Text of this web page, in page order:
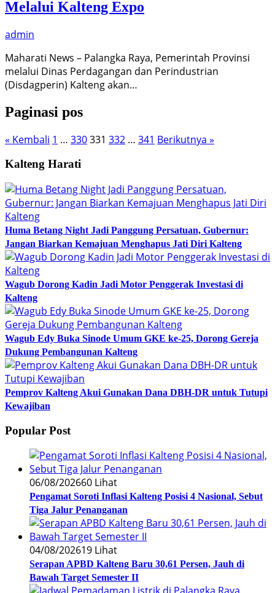
Melalui Kalteng Expo
admin
Maharati News – Palangka Raya, Pemerintah Provinsi
melalui Dinas Perdagangan dan Perindustrian
(Disdagperin) Kalteng akan…
Paginasi pos
« Kembali 1 … 330331 332 … 341 Berikutnya »
Kalteng Harati
Huma Betang Night Jadi Panggung Persatuan, Gubernur:
Jangan Biarkan Kemajuan Menghapus Jati Diri Kalteng
Wagub Dorong Kadin Jadi Motor Penggerak Investasi di
Kalteng
Wagub Edy Buka Sinode Umum GKE ke-25, Dorong Gereja
Dukung Pembangunan Kalteng
Pemprov Kalteng Akui Gunakan Dana DBH-DR untuk Tutupi
Kewajiban
Popular Post
06/08/202660 Lihat
Pengamat Soroti Inflasi Kalteng Posisi 4 Nasional, Sebut
Tiga Jalur Penanganan
04/08/202619 Lihat
Serapan APBD Kalteng Baru 30,61 Persen, Jauh di
Bawah Target Semester II